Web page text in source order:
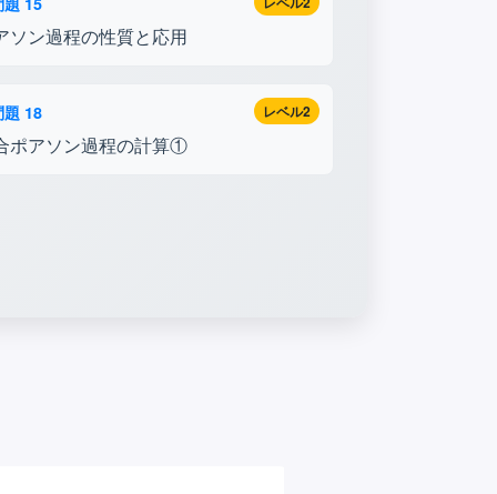
ソン過程の性質と応用
レベル2
題 18
ポアソン過程の計算①